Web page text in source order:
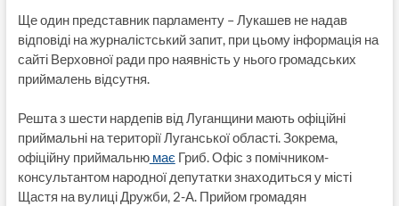
Ще один представник парламенту – Лукашев не надав
відповіді на журналістський запит, при цьому інформація на
сайті Верховної ради про наявність у нього громадських
приймалень відсутня.
Решта з шести нардепів від Луганщини мають офіційні
приймальні на території Луганської області. Зокрема,
офіційну приймальнюмає Гриб. Офіс з помічником-
консультантом народної депутатки знаходиться у місті
Щастя на вулиці Дружби, 2-А. Прийом громадян